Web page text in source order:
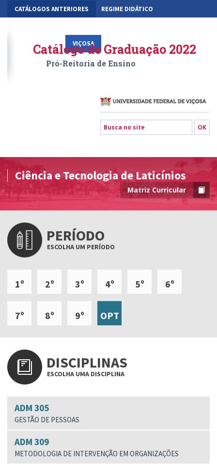
CATÁLOGOS ANTERIORES REGIME DIDÁTICO
VIÇOSA RIO PARANAÍBA FLORESTAL
Catálogo de Graduação 2022
Pró-Reitoria de Ensino
Ciência e Tecnologia de Laticínios
Matriz Curricular
PERÍODO
ESCOLHA UM PERÍODO
1º 2º 3º 4º 5º 6º
7º 8º 9º OPT
DISCIPLINAS
ESCOLHA UMA DISCIPLINA
ADM 305
GESTÃO DE PESSOAS
ADM 309
METODOLOGIA DE INTERVENÇÃO EM ORGANIZAÇÕES